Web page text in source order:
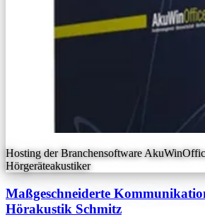
Hosting der Branchensoftware
Hörgeräteakustiker
Maßgeschneiderte
Hörakustik Schmitz